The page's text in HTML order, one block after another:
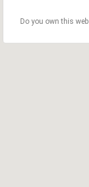
Do you own this